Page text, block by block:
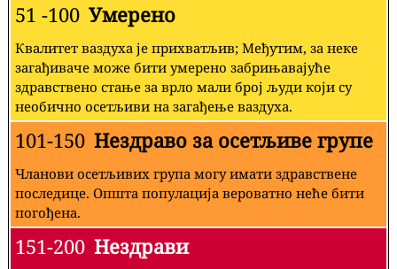
51 -100 Умерено
Квалитет ваздуха је прихватљив; Међутим, за неке
загађиваче може бити умерено забрињавајуће
здравствено стање за врло мали број људи који су
необично осетљиви на загађење ваздуха.
101-150 Нездраво за осетљиве групе
Чланови осетљивих група могу имати здравствене
последице. Општа популација вероватно неће бити
погођена.
151-200 Нездрави